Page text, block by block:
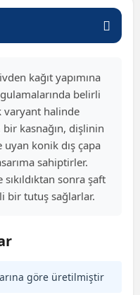
kağıt yapımına
belirli
varyant halinde
kasnağın, dişlinin
konik dış çapa
sahiptirler.
sonra şaft
bir tutuş sağlarlar.
göre üretilmiştir